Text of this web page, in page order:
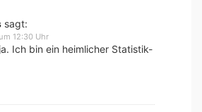
sagt:
12:30 Uhr
Ich bin ein heimlicher Statistik-